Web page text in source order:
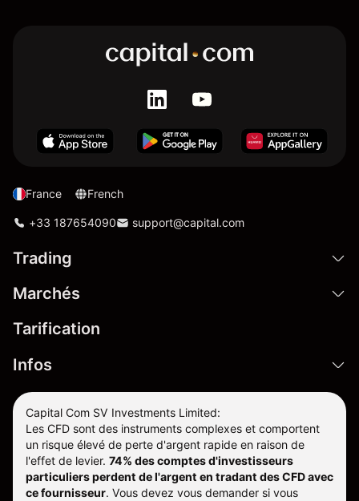
France French
+33 187654090 support@capital.com
Trading
Marchés
Tarification
Infos
Capital Com SV Investments Limited:
Les CFD sont des instruments complexes et comportent
un risque élevé de perte d'argent rapide en raison de
l'effet de levier. 74% des comptes d'investisseurs
particuliers perdent de l'argent en tradant des CFD avec
ce fournisseur. Vous devez vous demander si vous